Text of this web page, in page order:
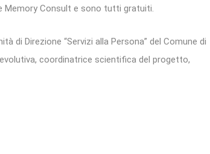
Memory Consult e sono tutti gratuiti.
di Direzione “Servizi alla Persona” del Comune di
coordinatrice scientifica del progetto,